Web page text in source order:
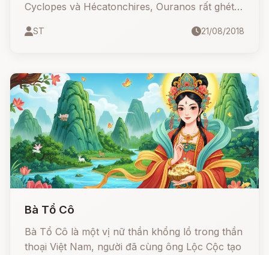
Cyclopes và Hécatonchires, Ouranos rất ghét.
một điều ô nhục đối với mình.
ST 21/08/2018
Bà Tổ Cô
Bà Tổ Cô là một vị nữ thần khổng lồ trong thần
thoại Việt Nam, người đã cùng ông Lộc Cộc tạo